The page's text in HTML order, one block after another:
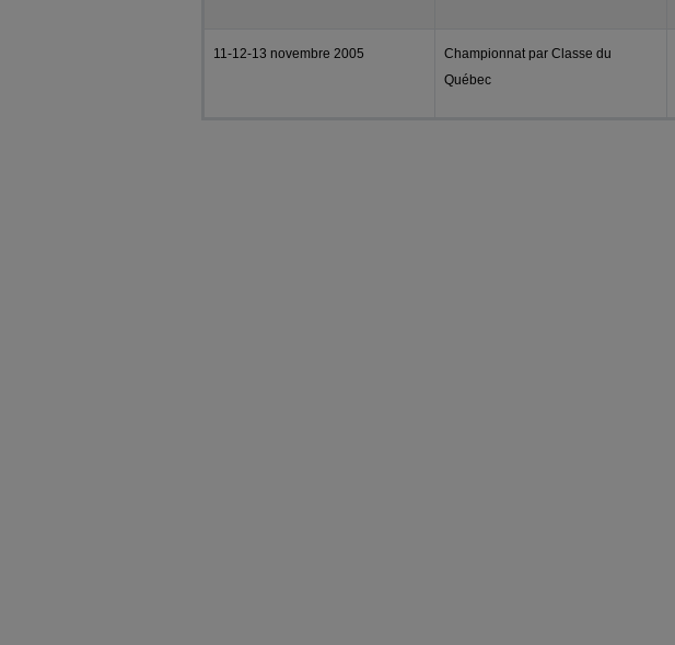
11-12-13 novembre 2005
Championnat par Classe du
Québec